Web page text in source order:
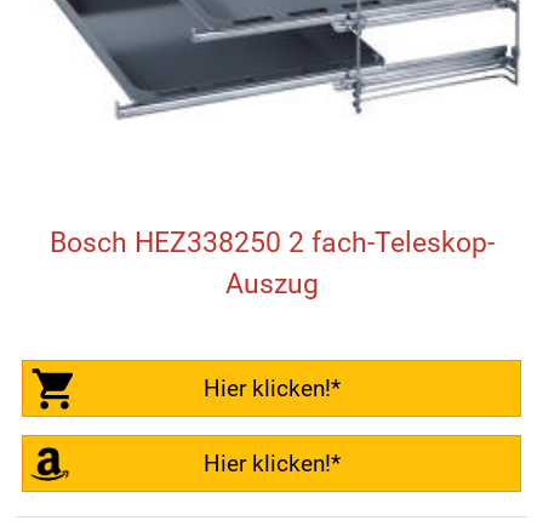
Bosch HEZ338250 2 fach-Teleskop-
Auszug
Hier klicken!*
Hier klicken!*